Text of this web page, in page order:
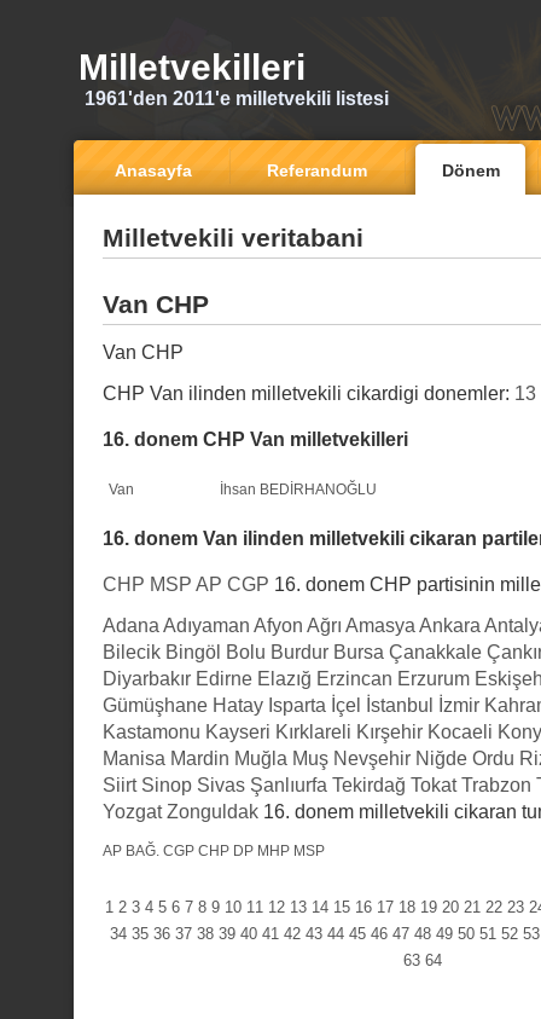
Milletvekilleri
1961'den 2011'e milletvekili listesi
Anasayfa Referandum Dönem
Milletvekili veritabani
Van CHP
Van CHP
CHP Van ilinden milletvekili cikardigi donemler: 13
16. donem CHP Van milletvekilleri
Van İhsan BEDİRHANOĞLU
16. donem Van ilinden milletvekili cikaran
CHP MSP AP CGP 16. donem CHP partisinin
Adana Adıyaman Afyon Ağrı Amasya Ankara
Bilecik Bingöl Bolu Burdur Bursa Çanakkale
Diyarbakır Edirne Elazığ Erzincan Erzurum
Gümüşhane Hatay Isparta İçel İstanbul İzmir
Kastamonu Kayseri Kırklareli Kırşehir Kocaeli
Manisa Mardin Muğla Muş Nevşehir Niğde Ordu
Siirt Sinop Sivas Şanlıurfa Tekirdağ Tokat Trabzon
Yozgat Zonguldak 16. donem milletvekili cikaran
AP BAĞ. CGP CHP DP MHP MSP
1 2 3 4 5 6 7 8 9 10 11 12 13 14 15 16 17 18 19 20 21 22 23
34 35 36 37 38 39 40 41 42 43 44 45 46 47 48 49 50 51 52 53
63 64